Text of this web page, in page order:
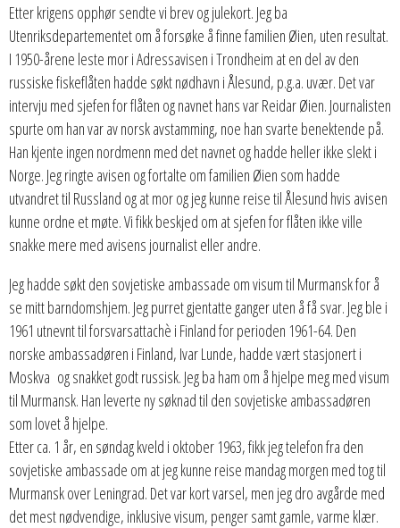
Etter krigens opphør sendte vi brev og julekort. Jeg ba
Utenriksdepartementet om å forsøke å finne familien Øien, uten resultat.
I 1950-årene leste mor i Adressavisen i Trondheim at en del av den
russiske fiskeflåten hadde søkt nødhavn i Ålesund, p.g.a. uvær. Det var
intervju med sjefen for flåten og navnet hans var Reidar Øien. Journalisten
spurte om han var av norsk avstamming, noe han svarte benektende på.
Han kjente ingen nordmenn med det navnet og hadde heller ikke slekt i
Norge. Jeg ringte avisen og fortalte om familien Øien som hadde
utvandret til Russland og at mor og jeg kunne reise til Ålesund hvis avisen
kunne ordne et møte. Vi fikk beskjed om at sjefen for flåten ikke ville
snakke mere med avisens journalist eller andre.
Jeg hadde søkt den sovjetiske ambassade om visum til Murmansk for å
se mitt barndomshjem. Jeg purret gjentatte ganger uten å få svar. Jeg ble i
1961 utnevnt til forsvarsattachè i Finland for perioden 1961-64. Den
norske ambassadøren i Finland, Ivar Lunde, hadde vært stasjonert i
Moskva og snakket godt russisk. Jeg ba ham om å hjelpe meg med visum
til Murmansk. Han leverte ny søknad til den sovjetiske ambassadøren
som lovet å hjelpe.
Etter ca. 1 år, en søndag kveld i oktober 1963, fikk jeg telefon fra den
sovjetiske ambassade om at jeg kunne reise mandag morgen med tog til
Murmansk over Leningrad. Det var kort varsel, men jeg dro avgårde med
det mest nødvendige, inklusive visum, penger samt gamle, varme klær.